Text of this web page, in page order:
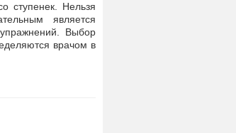
ступенек. Нельзя
является
Выбор
врачом в